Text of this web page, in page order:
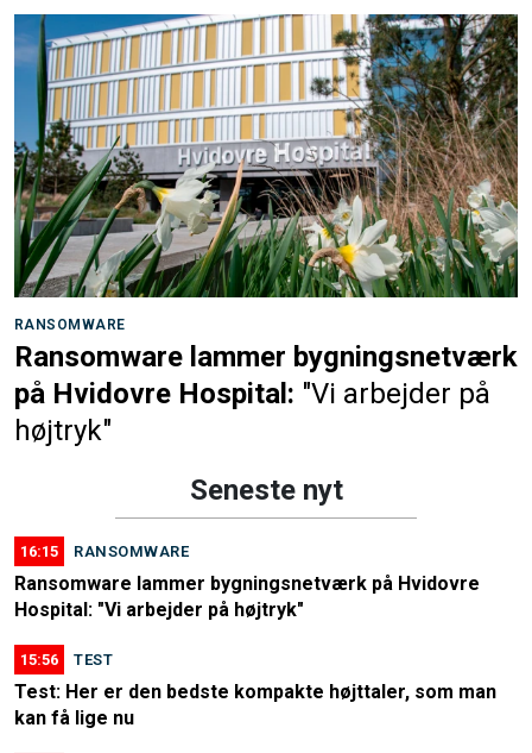
RANSOMWARE
Ransomware lammer bygningsnetværk
på Hvidovre Hospital: "Vi arbejder på
højtryk"
Seneste nyt
16:15 RANSOMWARE
Ransomware lammer bygningsnetværk på Hvidovre
Hospital: "Vi arbejder på højtryk"
15:56 TEST
Test: Her er den bedste kompakte højttaler, som man
kan få lige nu